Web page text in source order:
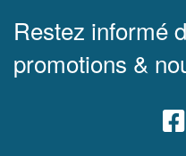
Restez informé
promotions &